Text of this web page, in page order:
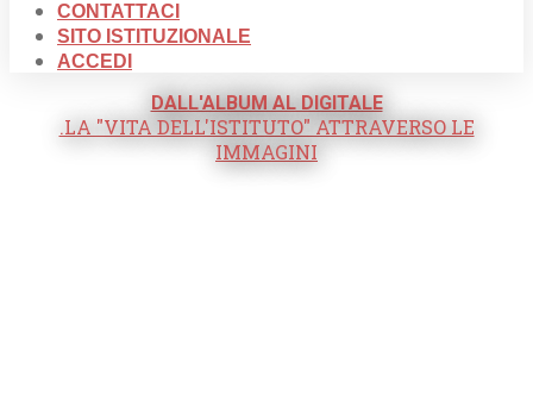
CONTATTACI
SITO ISTITUZIONALE
ACCEDI
DALL'ALBUM AL DIGITALE
.LA "VITA DELL'ISTITUTO" ATTRAVERSO LE
IMMAGINI